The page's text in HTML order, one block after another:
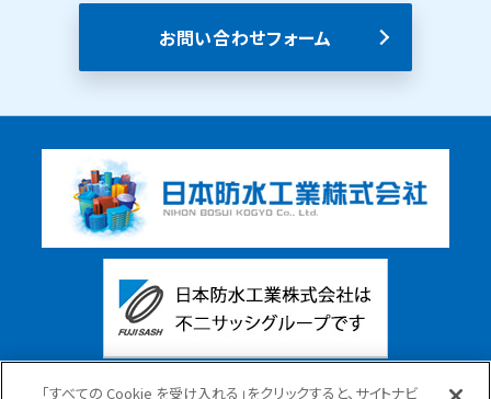
お問い合わせフォーム
「すべての Cookie を受け入れる」をクリックすると、サイトナビ